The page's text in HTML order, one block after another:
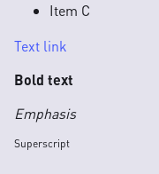
Item C
Text link
Bold text
Emphasis
Superscript